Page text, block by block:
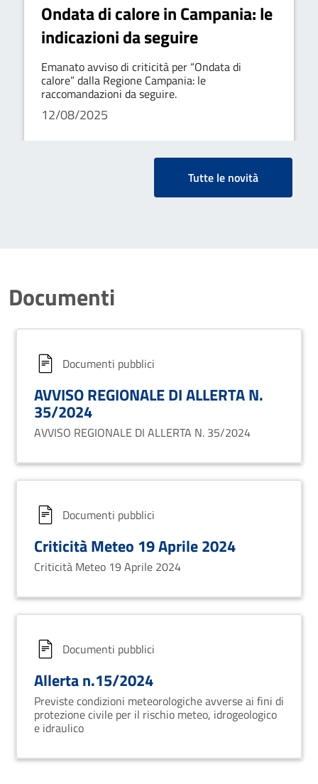
Ondata di calore in Campania: le
indicazioni da seguire
Emanato avviso di criticità per “Ondata di
calore” dalla Regione Campania: le
raccomandazioni da seguire.
12/08/2025
Tutte le novità
Documenti
Documenti pubblici
AVVISO REGIONALE DI ALLERTA N.
35/2024
AVVISO REGIONALE DI ALLERTA N. 35/2024
Documenti pubblici
Criticità Meteo 19 Aprile 2024
Criticità Meteo 19 Aprile 2024
Documenti pubblici
Allerta n.15/2024
Previste condizioni meteorologiche avverse ai fini di
protezione civile per il rischio meteo, idrogeologico
e idraulico